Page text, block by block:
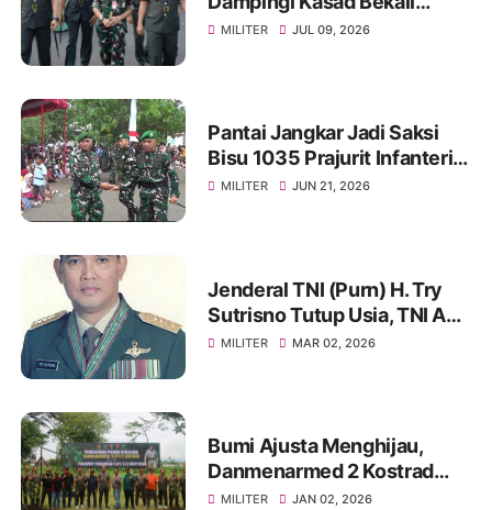
Taruna Akmil, Siapkan
MILITER JUL 09, 2026
Pantai Jangkar Jadi Saksi
Bisu 1035 Prajurit Infanteri,
Ikuti Tradisi Pembaretan
MILITER JUN 21, 2026
Jenderal TNI (Purn) H. Try
Sutrisno Tutup Usia, TNI AD
Berduka
MILITER MAR 02, 2026
Bumi Ajusta Menghijau,
Danmenarmed 2 Kostrad
Pimpin Gerakan Tanam
MILITER JAN 02, 2026